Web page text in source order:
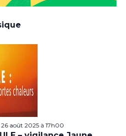
26 août 2025 à 17h00